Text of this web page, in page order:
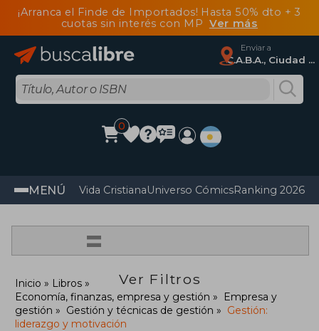
¡Arranca el Finde de Importados! Hasta 50% dto + 3
cuotas sin interés con MP Ver más
Enviar a
C.A.B.A., Ciudad Autónoma De Buenos Aires
0
MENÚ Vida CristianaUniverso CómicsRanking 2026
=
Ver Filtros
Inicio
Libros
Economía, finanzas, empresa y gestión
Empresa y
gestión
Gestión y técnicas de gestión
Gestión:
liderazgo y motivación